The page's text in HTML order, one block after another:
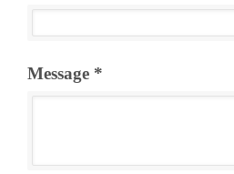
Message *